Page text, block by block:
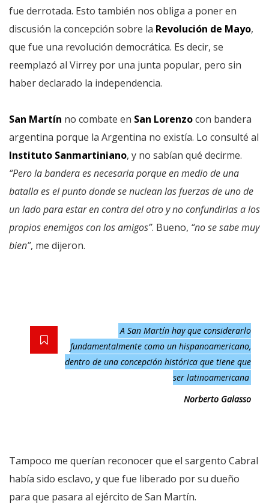
fue derrotada. Esto también nos obliga a poner en
discusión la concepción sobre la Revolución de Mayo,
que fue una revolución democrática. Es decir, se
reemplazó al Virrey por una junta popular, pero sin
haber declarado la independencia.
San Martín no combate en San Lorenzocon bandera
argentina porque la Argentina no existía. Lo consulté al
Instituto Sanmartiniano, y no sabían qué decirme.
“Pero la bandera es necesaria porque en medio de una
batalla es el punto donde se nuclean las fuerzas de uno de
un lado para estar en contra del otro y no confundirlas a los
propios enemigos con los amigos”. Bueno, “no se sabe muy
bien”, me dijeron.
A San Martín hay que considerarlo
fundamentalmente como un hispanoamericano,
dentro de una concepción histórica que tiene que
ser latinoamericana
Norberto Galasso
Tampoco me querían reconocer que el sargento Cabral
había sido esclavo, y que fue liberado por su dueño
para que pasara al ejército de San Martín.